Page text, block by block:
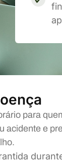
para
acidente e